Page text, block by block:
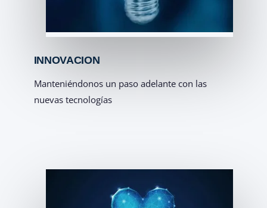
INNOVACION
Manteniéndonos un paso adelante con las
nuevas tecnologías